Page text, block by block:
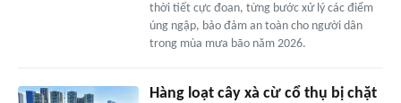
thời tiết cực đoan, từng bước xử lý các điểm
úng ngập, bảo đảm an toàn cho người dân
trong mùa mưa bão năm 2026.
Hàng loạt cây xà cừ cổ thụ bị chặt